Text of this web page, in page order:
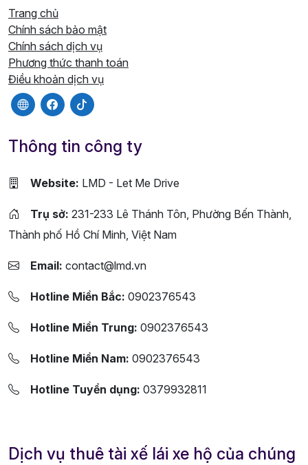
Trang chủ
Chính sách bảo mật
Chính sách dịch vụ
Phương thức thanh toán
Điều khoản dịch vụ
Thông tin công ty
Website: LMD - Let Me Drive
Trụ sở: 231-233 Lê Thánh Tôn, Phường Bến Thành,
Thành phố Hồ Chí Minh, Việt Nam
Email: contact@lmd.vn
Hotline Miền Bắc: 0902376543
Hotline Miền Trung: 0902376543
Hotline Miền Nam: 0902376543
Hotline Tuyển dụng: 0379932811
Dịch vụ thuê tài xế lái xe hộ của chúng